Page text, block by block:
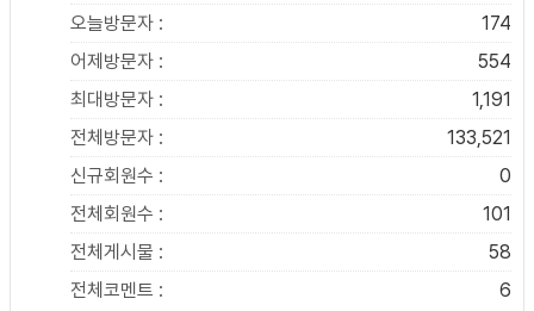
오늘방문자 :
174
어제방문자 :
554
최대방문자 :
1,191
전체방문자 :
133,521
신규회원수 :
0
전체회원수 :
101
전체게시물 :
58
전체코멘트 :
6